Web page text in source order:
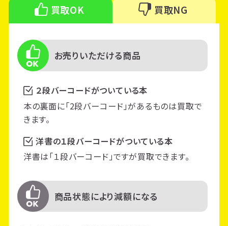
買取OK 買取NG
お売りいただける商品
２段バーコードがついている本
本の裏面に「2段バーコード」があるものは買取で
きます。
洋書の１段バーコードがついている本
洋書は「１段バーコード」ですが買取できます。
商品状態により減額になる